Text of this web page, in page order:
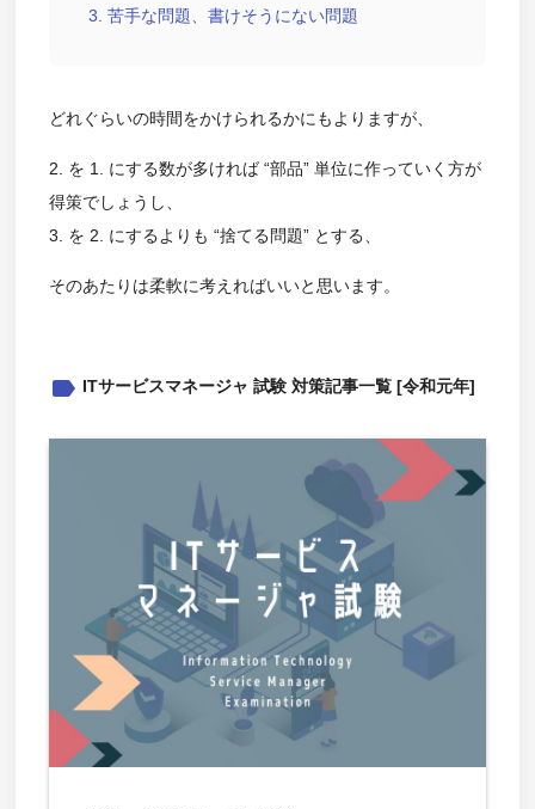
苦手な問題、書けそうにない問題
どれぐらいの時間をかけられるかにもよりますが、
2. を 1. にする数が多ければ “部品” 単位に作っていく方が
得策でしょうし、
3. を 2. にするよりも “捨てる問題” とする、
そのあたりは柔軟に考えればいいと思います。
label ITサービスマネージャ 試験 対策記事一覧 [令和元年]